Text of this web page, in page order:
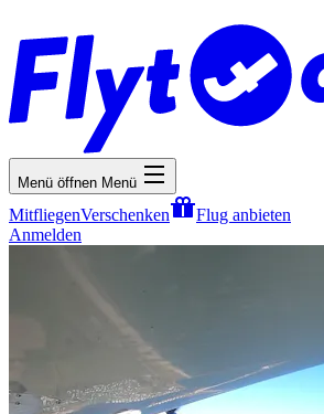
Menü öffnen Menü
MitfliegenVerschenken
Flug anbieten
Anmelden